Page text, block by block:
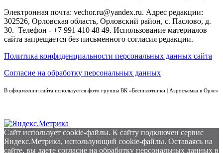
Электронная почта: vechor.ru@yandex.ru. Адрес редакции:
302526, Орловская область, Орловский район, с. Паслово, д.
30. Телефон - +7 991 410 48 49. Использование материалов
сайта запрещается без письменного согласия редакции.
Политика конфиденциальности персональных данных сайта
Согласие на обработку персональных данных
В оформлении сайта используется фото группы ВК «Беспилотники | Аэросъемка в Орле»
Сайт использует cookie-файлы. К cайту подключен сервис
Яндекс.Метрика, использующий cookie-файлы. Оставаясь на
сайте, вы даете согласие на обработку персональных данных в